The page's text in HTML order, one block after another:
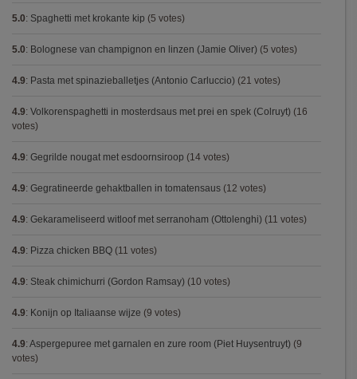
5.0: Spaghetti met krokante kip (5 votes)
5.0: Bolognese van champignon en linzen (Jamie Oliver) (5 votes)
4.9: Pasta met spinazieballetjes (Antonio Carluccio) (21 votes)
4.9: Volkorenspaghetti in mosterdsaus met prei en spek (Colruyt) (16
votes)
4.9: Gegrilde nougat met esdoornsiroop (14 votes)
4.9: Gegratineerde gehaktballen in tomatensaus (12 votes)
4.9: Gekarameliseerd witloof met serranoham (Ottolenghi) (11 votes)
4.9: Pizza chicken BBQ (11 votes)
4.9: Steak chimichurri (Gordon Ramsay) (10 votes)
4.9: Konijn op Italiaanse wijze (9 votes)
4.9: Aspergepuree met garnalen en zure room (Piet Huysentruyt) (9
votes)